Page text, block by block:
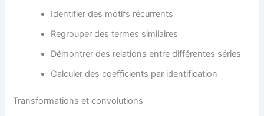
Identifier des motifs récurrents
Regrouper des termes similaires
Démontrer des relations entre différentes séries
Calculer des coefficients par identification
Transformations et convolutions